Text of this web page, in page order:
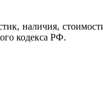
наличия,
кодекса РФ.